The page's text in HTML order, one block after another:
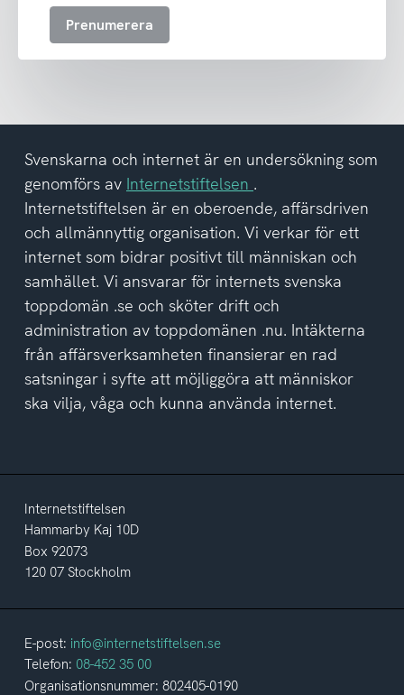
att
del
av
integritetspolicyn
Prenumerera
Svenskarna och internet är en undersökning som
genomförs av Internetstiftelsen .
Internetstiftelsen är en oberoende, affärsdriven
och allmännyttig organisation. Vi verkar för ett
internet som bidrar positivt till människan och
samhället. Vi ansvarar för internets svenska
toppdomän .se och sköter drift och
administration av toppdomänen .nu. Intäkterna
från affärsverksamheten finansierar en rad
satsningar i syfte att möjliggöra att människor
ska vilja, våga och kunna använda internet.
Internetstiftelsen
Hammarby Kaj 10D
Box 92073
120 07 Stockholm
E-post: info@internetstiftelsen.se
Telefon: 08-452 35 00
Organisationsnummer: 802405-0190